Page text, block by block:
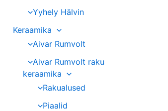
Yyhely Hälvin
Keraamika
Aivar Rumvolt
Aivar Rumvolt raku
keraamika
Rakualused
Piaalid